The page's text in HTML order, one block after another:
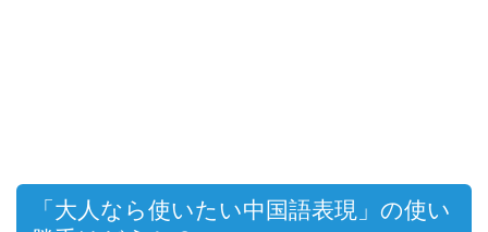
「大人なら使いたい中国語表現」の使い